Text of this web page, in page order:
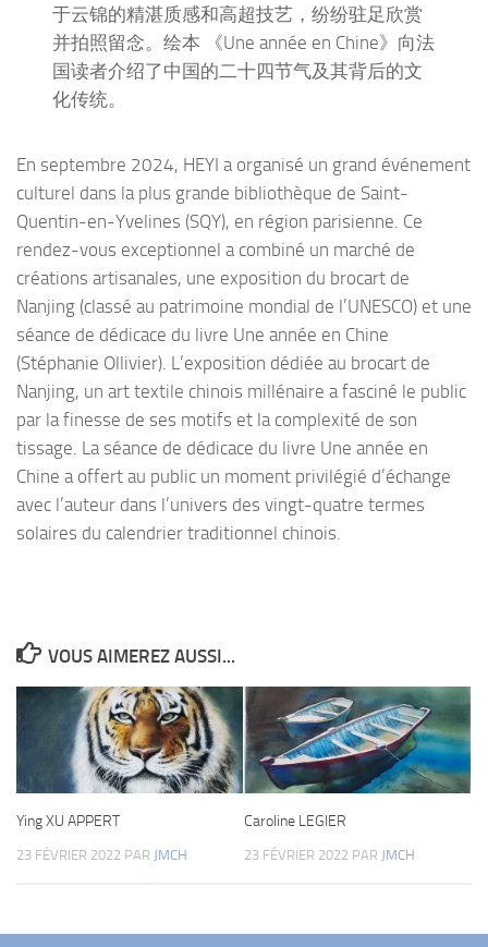
于云锦的精湛质感和高超技艺，纷纷驻足欣赏
并拍照留念。绘本 《Une année en Chine》向法
国读者介绍了中国的二十四节气及其背后的文
化传统。
En septembre 2024, HEYI a organisé un grand événement
culturel dans la plus grande bibliothèque de Saint-
Quentin-en-Yvelines (SQY), en région parisienne. Ce
rendez-vous exceptionnel a combiné un marché de
créations artisanales, une exposition du brocart de
Nanjing (classé au patrimoine mondial de l’UNESCO) et une
séance de dédicace du livre Une année en Chine
(Stéphanie Ollivier). L’exposition dédiée au brocart de
Nanjing, un art textile chinois millénaire a fasciné le public
par la finesse de ses motifs et la complexité de son
tissage. La séance de dédicace du livre Une année en
Chine a offert au public un moment privilégié d’échange
avec l’auteur dans l’univers des vingt-quatre termes
solaires du calendrier traditionnel chinois.
VOUS AIMEREZ AUSSI...
Ying XU APPERT
23 FÉVRIER 2022 PAR JMCH
Caroline LEGIER
23 FÉVRIER 2022 PAR JMCH